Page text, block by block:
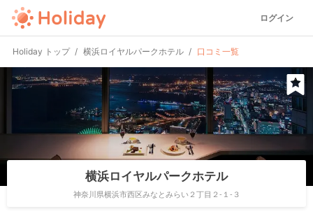
ログイン
Holiday トップ 横浜ロイヤルパークホテル 口コミ一覧
横浜ロイヤルパークホテル
神奈川県横浜市西区みなとみらい２丁目２-１-３